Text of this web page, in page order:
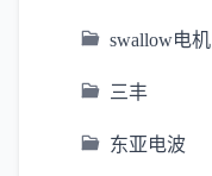
swallow电机
三丰
东亚电波